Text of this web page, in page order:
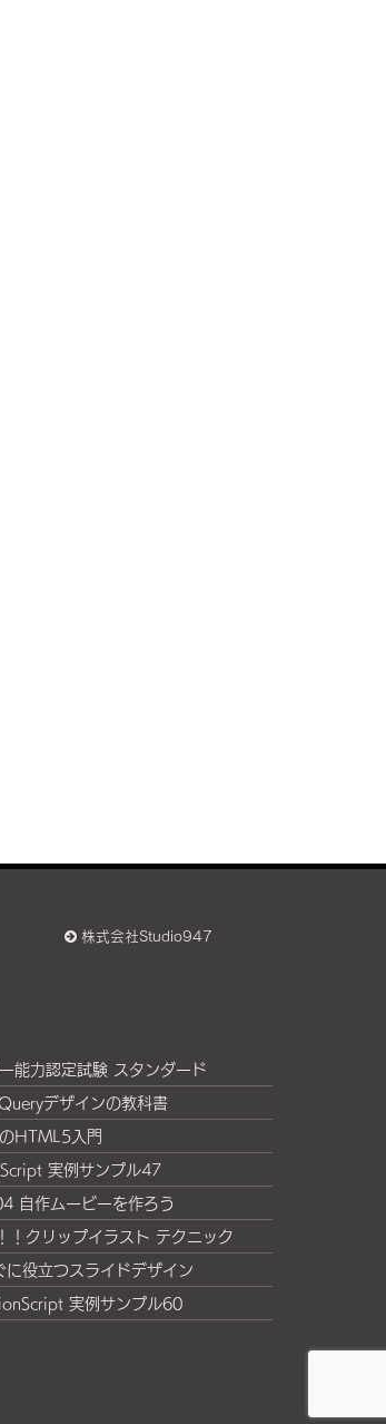
株式会社Studio947
能力認定試験 スタンダード
デザインの教科書
HTML5入門
実例サンプル47
自作ムービーを作ろう
クリップイラスト テクニック
役立つスライドデザイン
実例サンプル60